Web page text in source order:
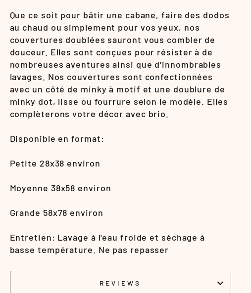
Que ce soit pour bâtir une cabane, faire des dodos
au chaud ou simplement pour vos yeux, nos
couvertures doublées sauront vous combler de
douceur. Elles sont conçues pour résister à de
nombreuses aventures ainsi que d'innombrables
lavages. Nos couvertures sont confectionnées
avec un côté de minky à motif et une doublure de
minky dot, lisse ou fourrure selon le modèle. Elles
complèterons votre décor avec brio.
Disponible en format:
Petite 28x38 environ
Moyenne 38x58 environ
Grande 58x78 environ
Entretien: Lavage à l'eau froide et séchage à
basse température. Ne pas repasser
REVIEWS